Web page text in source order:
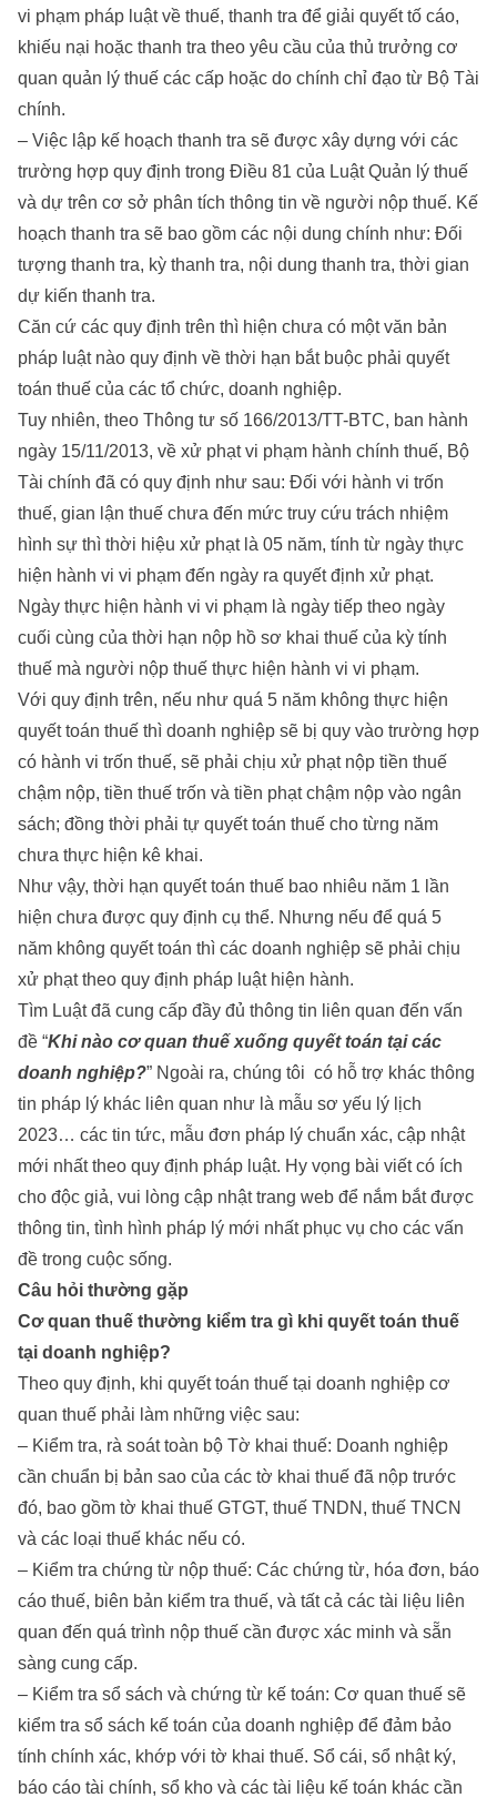
vi phạm pháp luật về thuế, thanh tra để giải quyết tố cáo,
khiếu nại hoặc thanh tra theo yêu cầu của thủ trưởng cơ
quan quản lý thuế các cấp hoặc do chính chỉ đạo từ Bộ Tài
chính.
– Việc lập kế hoạch thanh tra sẽ được xây dựng với các
trường hợp quy định trong Điều 81 của Luật Quản lý thuế
và dự trên cơ sở phân tích thông tin về người nộp thuế. Kế
hoạch thanh tra sẽ bao gồm các nội dung chính như: Đối
tượng thanh tra, kỳ thanh tra, nội dung thanh tra, thời gian
dự kiến thanh tra.
Căn cứ các quy định trên thì hiện chưa có một văn bản
pháp luật nào quy định về thời hạn bắt buộc phải quyết
toán thuế của các tổ chức, doanh nghiệp.
Tuy nhiên, theo Thông tư số 166/2013/TT-BTC, ban hành
ngày 15/11/2013, về xử phạt vi phạm hành chính thuế, Bộ
Tài chính đã có quy định như sau: Đối với hành vi trốn
thuế, gian lận thuế chưa đến mức truy cứu trách nhiệm
hình sự thì thời hiệu xử phạt là 05 năm, tính từ ngày thực
hiện hành vi vi phạm đến ngày ra quyết định xử phạt.
Ngày thực hiện hành vi vi phạm là ngày tiếp theo ngày
cuối cùng của thời hạn nộp hồ sơ khai thuế của kỳ tính
thuế mà người nộp thuế thực hiện hành vi vi phạm.
Với quy định trên, nếu như quá 5 năm không thực hiện
quyết toán thuế thì doanh nghiệp sẽ bị quy vào trường hợp
có hành vi trốn thuế, sẽ phải chịu xử phạt nộp tiền thuế
chậm nộp, tiền thuế trốn và tiền phạt chậm nộp vào ngân
sách; đồng thời phải tự quyết toán thuế cho từng năm
chưa thực hiện kê khai.
Như vậy, thời hạn quyết toán thuế bao nhiêu năm 1 lần
hiện chưa được quy định cụ thể. Nhưng nếu để quá 5
năm không quyết toán thì các doanh nghiệp sẽ phải chịu
xử phạt theo quy định pháp luật hiện hành.
Tìm Luật đã cung cấp đầy đủ thông tin liên quan đến vấn
đề “Khi nào cơ quan thuế xuống quyết toán tại các
doanh nghiệp?” Ngoài ra, chúng tôi có hỗ trợ khác thông
tin pháp lý khác liên quan như là mẫu sơ yếu lý lịch
2023… các tin tức, mẫu đơn pháp lý chuẩn xác, cập nhật
mới nhất theo quy định pháp luật. Hy vọng bài viết có ích
cho độc giả, vui lòng cập nhật trang web để nắm bắt được
thông tin, tình hình pháp lý mới nhất phục vụ cho các vấn
đề trong cuộc sống.
Câu hỏi thường gặp
Cơ quan thuế thường kiểm tra gì khi quyết toán thuế
tại doanh nghiệp?
Theo quy định, khi quyết toán thuế tại doanh nghiệp cơ
quan thuế phải làm những việc sau:
– Kiểm tra, rà soát toàn bộ Tờ khai thuế: Doanh nghiệp
cần chuẩn bị bản sao của các tờ khai thuế đã nộp trước
đó, bao gồm tờ khai thuế GTGT, thuế TNDN, thuế TNCN
và các loại thuế khác nếu có.
– Kiểm tra chứng từ nộp thuế: Các chứng từ, hóa đơn, báo
cáo thuế, biên bản kiểm tra thuế, và tất cả các tài liệu liên
quan đến quá trình nộp thuế cần được xác minh và sẵn
sàng cung cấp.
– Kiểm tra sổ sách và chứng từ kế toán: Cơ quan thuế sẽ
kiểm tra sổ sách kế toán của doanh nghiệp để đảm bảo
tính chính xác, khớp với tờ khai thuế. Sổ cái, sổ nhật ký,
báo cáo tài chính, sổ kho và các tài liệu kế toán khác cần